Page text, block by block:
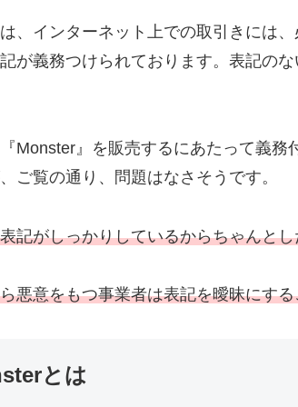
、インターネット上での取引きには
が義務つけられております。表記の
Monster』を販売するにあたって義
ご覧の通り、問題はなさそうです。
記がしっかりしているからちゃんと
悪意をもつ事業者は表記を曖昧にす
とは